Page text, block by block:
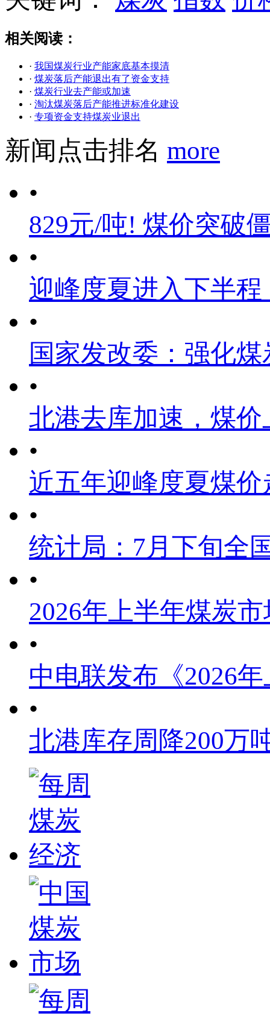
相关阅读：
· 我国煤炭行业产能家底基本摸清
· 煤炭落后产能退出有了资金支持
· 煤炭行业去产能或加速
· 淘汰煤炭落后产能推进标准化建设
· 专项资金支持煤炭业退出
新闻点击排名 more
•
829元/吨! 煤价突破
•
迎峰度夏进入下半
•
国家发改委：强化
•
北港去库加速，煤
•
近五年迎峰度夏煤价
•
统计局：7月下旬全
•
2026年上半年煤炭
•
中电联发布《2026
•
北港库存周降200万